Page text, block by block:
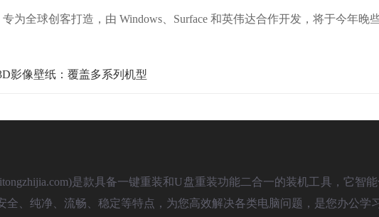
为全球创客打造，由 Windows、Surface 和英伟达合作开发，将于今年晚
影像壁纸：覆盖多系列机型
是款具备一键重装和U盘重装功能二合一的装机工具，它智
全、纯净、流畅、稳定等特点，为您高效解决各类电脑问题，是您办公学